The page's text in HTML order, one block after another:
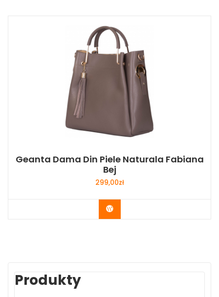
Geanta Dama Din Piele Naturala Fabiana
Bej
299,00zł
Buy Now
Produkty